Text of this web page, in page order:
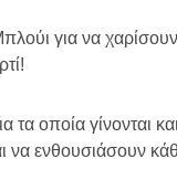
για να χαρίσουν
τα οποία γίνονται
να ενθουσιάσουν